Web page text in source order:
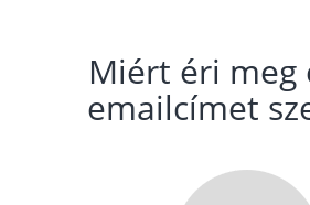
Miért éri meg
emailcímet